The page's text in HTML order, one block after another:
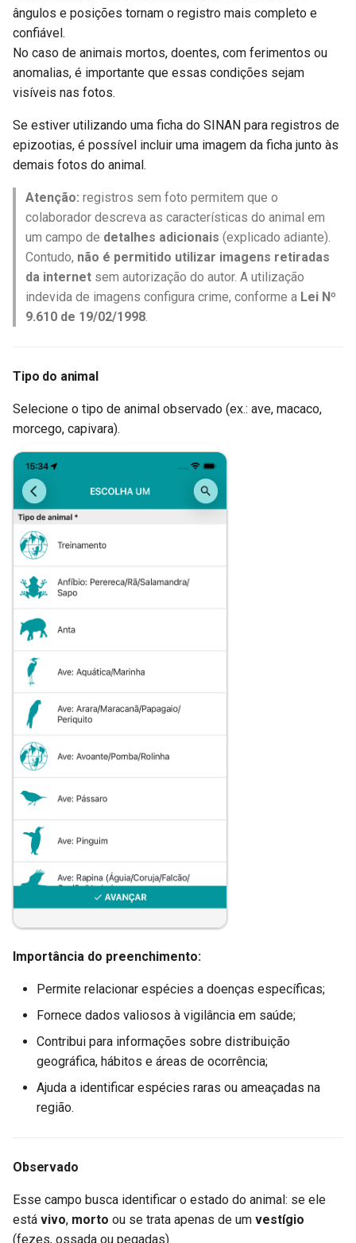
ângulos e posições tornam o registro mais completo e
confiável.
No caso de animais mortos, doentes, com ferimentos ou
anomalias, é importante que essas condições sejam
visíveis nas fotos.
Se estiver utilizando uma ficha do SINAN para registros de
epizootias, é possível incluir uma imagem da ficha junto às
demais fotos do animal.
Atenção: registros sem foto permitem que o
colaborador descreva as características do animal em
um campo de detalhes adicionais (explicado adiante).
Contudo, não é permitido utilizar imagens retiradas
da internet sem autorização do autor. A utilização
indevida de imagens configura crime, conforme a Lei Nº
9.610 de 19/02/1998.
Tipo do animal
Selecione o tipo de animal observado (ex.: ave, macaco,
morcego, capivara).
Importância do preenchimento:
Permite relacionar espécies a doenças específicas;
Fornece dados valiosos à vigilância em saúde;
Contribui para informações sobre distribuição
geográfica, hábitos e áreas de ocorrência;
Ajuda a identificar espécies raras ou ameaçadas na
região.
Observado
Esse campo busca identificar o estado do animal: se ele
está vivo, morto ou se trata apenas de um vestígio
(fezes, ossada ou pegadas).